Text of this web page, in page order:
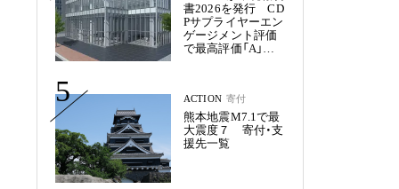
書2026を発行 CD
Pサプライヤーエン
ゲージメント評価
で最高評価「A」を
5 ACTION 寄付
熊本地震M7.1で最
大震度７ 寄付・支
援先一覧